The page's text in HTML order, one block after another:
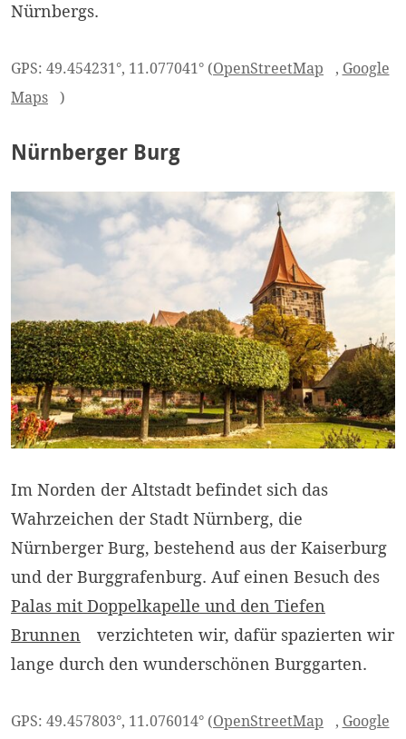
Nürnbergs.
GPS: 49.454231°, 11.077041° (OpenStreetMap , Google
Maps
)
Nürnberger Burg
Im Norden der Altstadt befindet sich das
Wahrzeichen der Stadt Nürnberg, die
Nürnberger Burg, bestehend aus der Kaiserburg
und der Burggrafenburg. Auf einen Besuch des
Palas mit Doppelkapelle und den Tiefen
Brunnen
verzichteten wir, dafür spazierten wir
lange durch den wunderschönen Burggarten.
GPS: 49.457803°, 11.076014° (OpenStreetMap , Google